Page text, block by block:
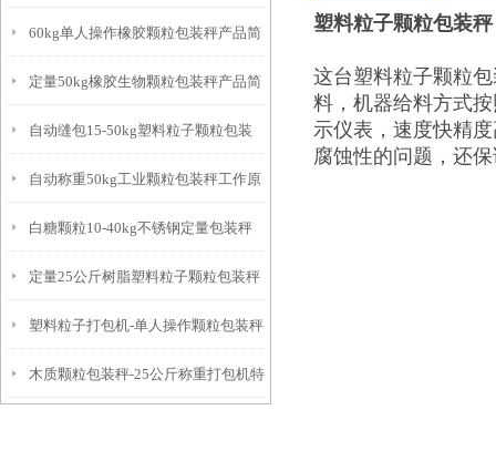
粒包装秤厂家
60kg单人操作橡胶颗粒包装秤产品简
介
定量50kg橡胶生物颗粒包装秤产品简
介
自动缝包15-50kg塑料粒子颗粒包装
秤厂家
自动称重50kg工业颗粒包装秤工作原
理
白糖颗粒10-40kg不锈钢定量包装秤
厂家
定量25公斤树脂塑料粒子颗粒包装秤
产品参数
塑料粒子打包机-单人操作颗粒包装秤
50kg厂家
木质颗粒包装秤-25公斤称重打包机特
塑料粒子颗粒包装
这台塑料粒子颗粒
料，机器给料方式
示仪表，速度快精
腐蚀性的问题，还